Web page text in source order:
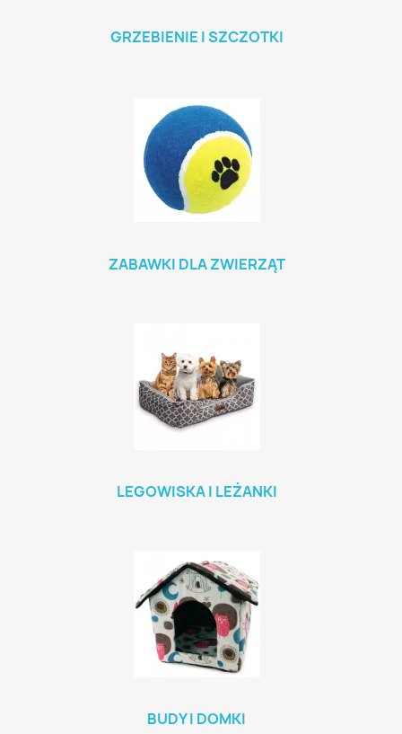
GRZEBIENIE I SZCZOTKI
ZABAWKI DLA ZWIERZĄT
LEGOWISKA I LEŻANKI
BUDY I DOMKI